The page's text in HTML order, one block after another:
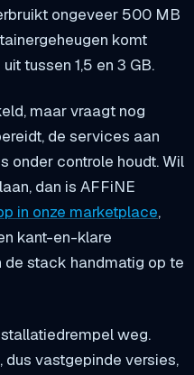
ongeveer 500 MB
komt
tussen 1,5 en 3 GB.
maar vraagt nog
de services aan
onder controle houdt. Wil
dan is AFFiNE
in onze marketplace,
kant-en-klare
stack handmatig op te
weg.
dus vastgepinde versies,